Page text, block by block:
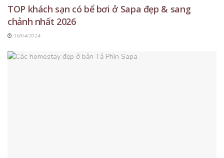
TOP khách sạn có bể bơi ở Sapa đẹp & sang
chảnh nhất 2026
16/04/2024